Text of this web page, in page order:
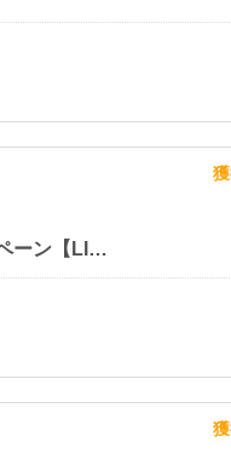
プレプレ アマゾンギフト30000円キャンペーン【LINE友達追加後、広告1件利用】